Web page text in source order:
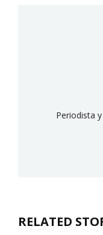
Periodista
RELATED